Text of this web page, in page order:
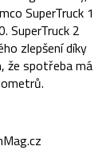
SuperTruck 1
SuperTruck 2
zlepšení díky
že spotřeba má